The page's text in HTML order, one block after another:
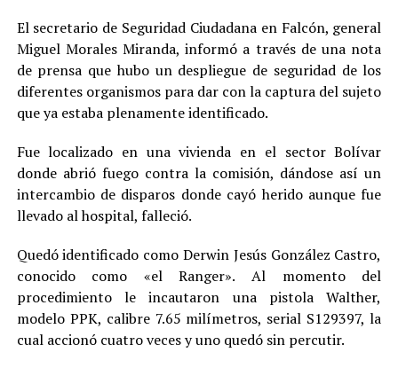
El secretario de Seguridad Ciudadana en Falcón, general
Miguel Morales Miranda, informó a través de una nota
de prensa que hubo un despliegue de seguridad de los
diferentes organismos para dar con la captura del sujeto
que ya estaba plenamente identificado.
Fue localizado en una vivienda en el sector Bolívar
donde abrió fuego contra la comisión, dándose así un
intercambio de disparos donde cayó herido aunque fue
llevado al hospital, falleció.
Quedó identificado como Derwin Jesús González Castro,
conocido como «el Ranger». Al momento del
procedimiento le incautaron una pistola Walther,
modelo PPK, calibre 7.65 milímetros, serial S129397, la
cual accionó cuatro veces y uno quedó sin percutir.